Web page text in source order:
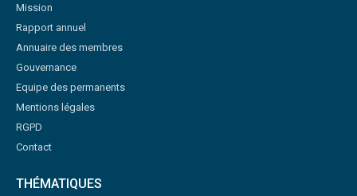
Mission
Rapport annuel
Annuaire des membres
Gouvernance
Equipe des permanents
Mentions légales
RGPD
Contact
THÉMATIQUES